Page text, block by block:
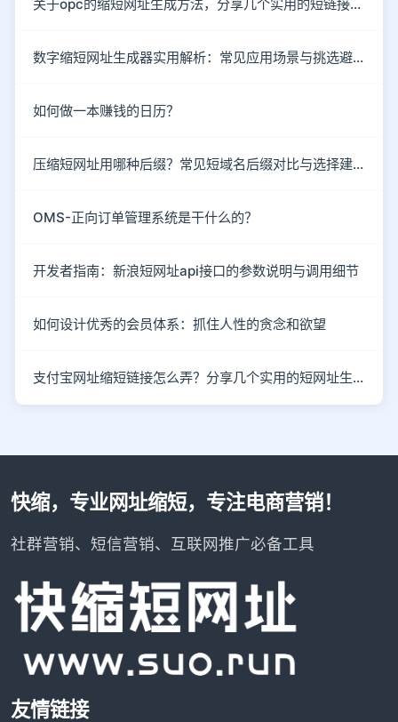
关于opc的缩短网址生成方法，分享几个实用的短链接工具
数字缩短网址生成器实用解析：常见应用场景与挑选避坑指南
如何做一本赚钱的日历？
压缩短网址用哪种后缀？常见短域名后缀对比与选择建议
OMS-正向订单管理系统是干什么的？
开发者指南：新浪短网址api接口的参数说明与调用细节
如何设计优秀的会员体系：抓住人性的贪念和欲望
支付宝网址缩短链接怎么弄？分享几个实用的短网址生成技巧
快缩，专业网址缩短，专注电商营销！
社群营销、短信营销、互联网推广必备工具
友情链接